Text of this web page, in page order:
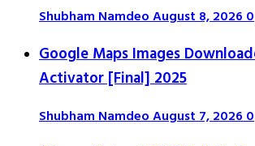
Shubham NamdeoAugust 8, 20260
Google Maps Images
Activator [Final] 2025
Shubham NamdeoAugust 7, 20260